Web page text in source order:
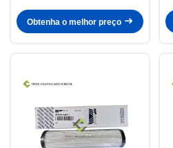
Obtenha o melhor preço